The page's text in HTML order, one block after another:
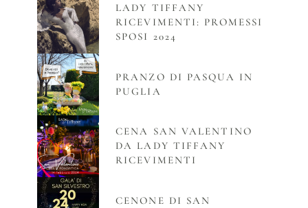
LADY TIFFANY
RICEVIMENTI: PROMESSI
SPOSI 2024
PRANZO DI PASQUA IN
PUGLIA
CENA SAN VALENTINO
DA LADY TIFFANY
RICEVIMENTI
CENONE DI SAN